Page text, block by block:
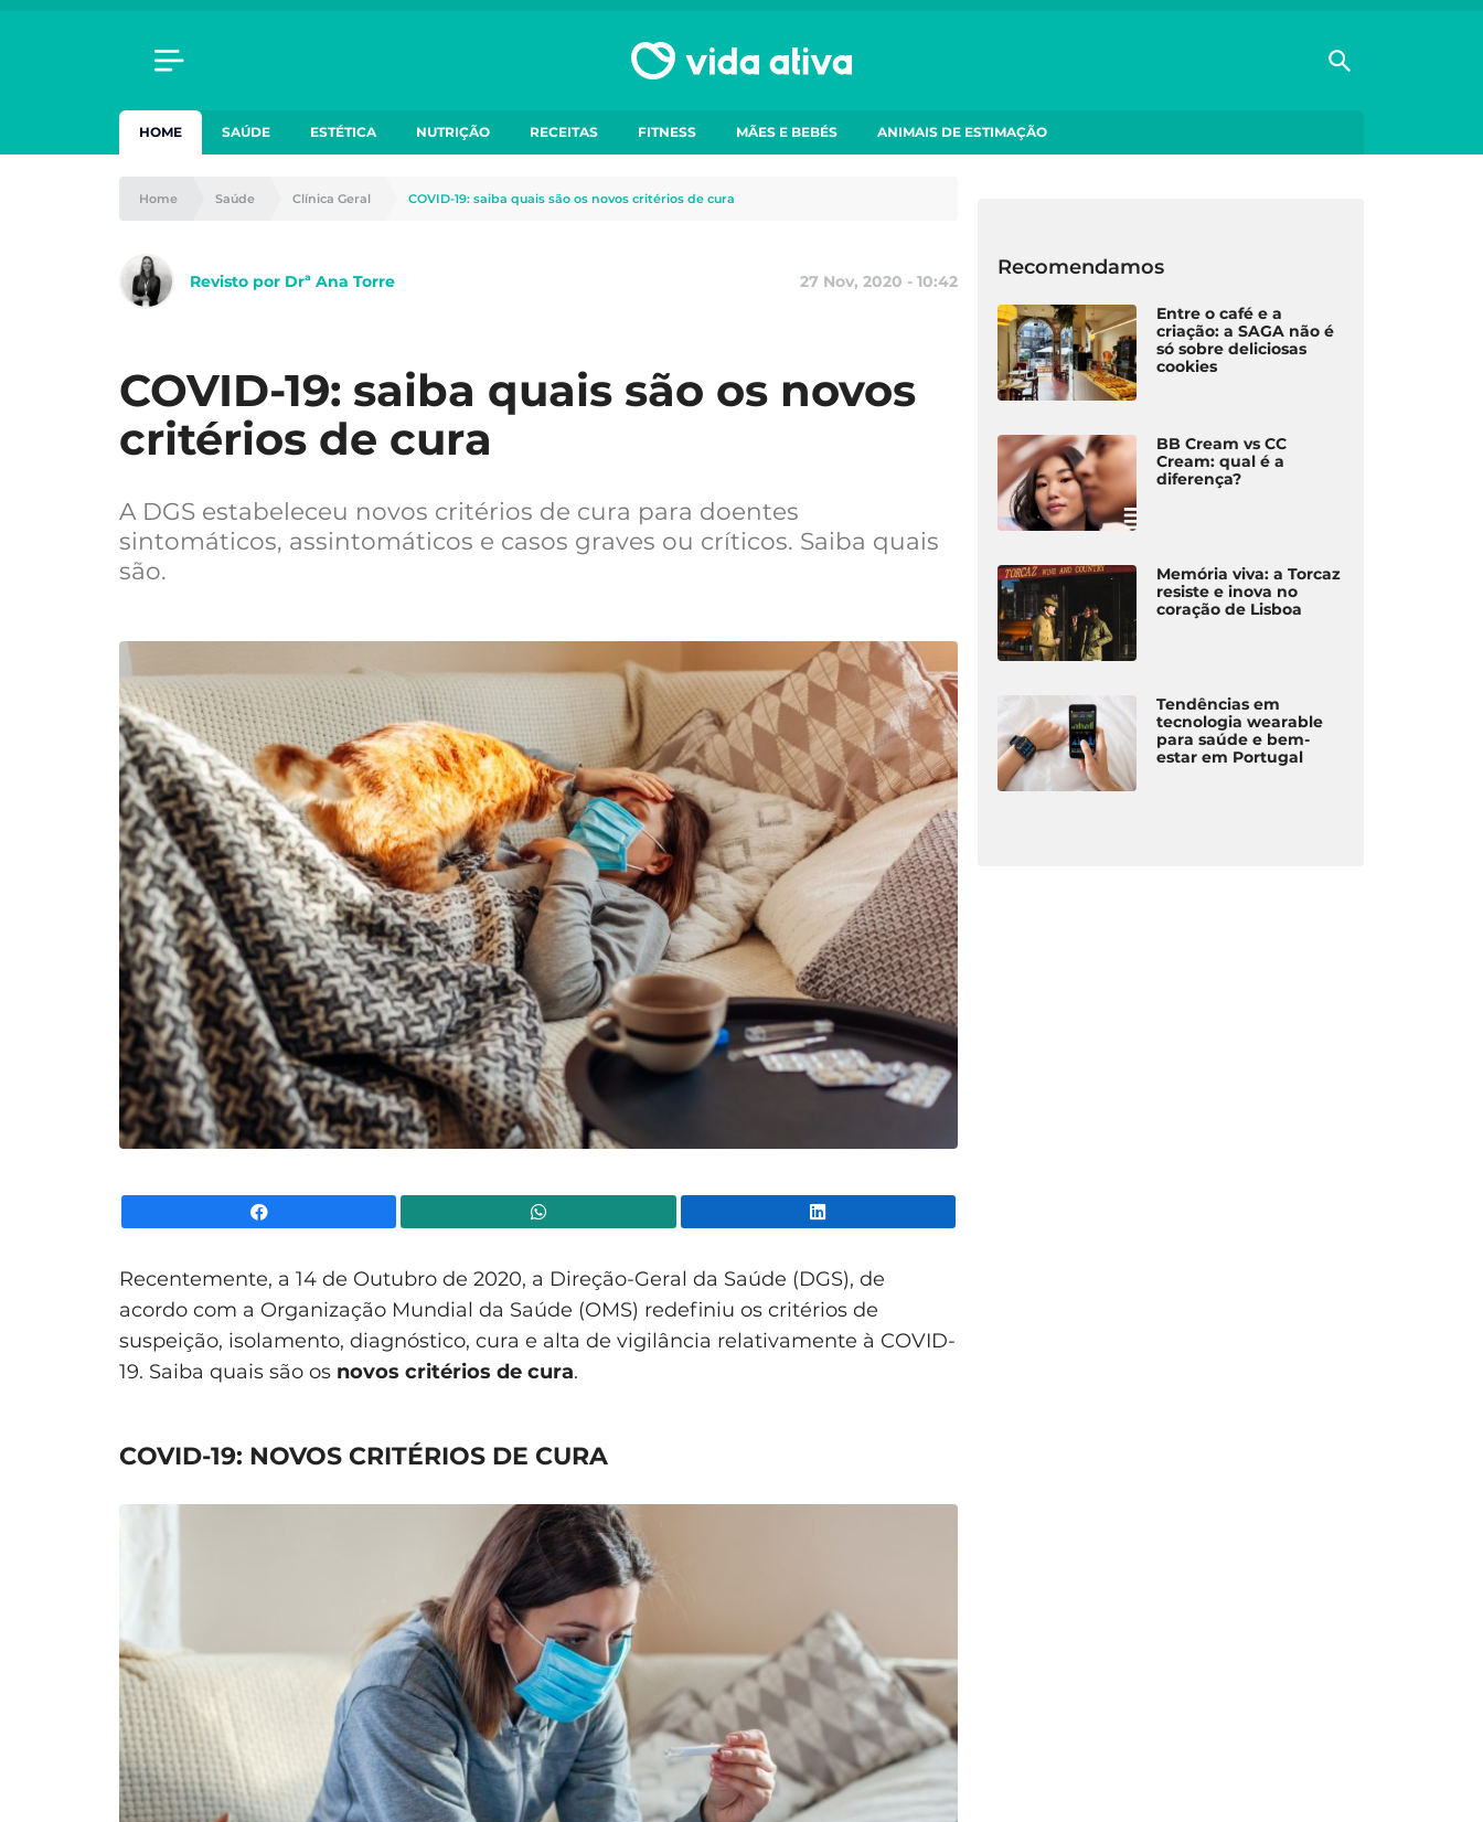
HOME SAÚDE ESTÉTICA NUTRIÇÃO RECEITAS FITNESS MÃES E BEBÉS ANIMAIS DE ESTIMAÇÃO
Home Saúde Clínica Geral COVID-19: saiba quais são os novos critérios de cura
Revisto por Drª Ana Torre 27 Nov, 2020 - 10:42
COVID-19: saiba quais são os novos
critérios de cura
A DGS estabeleceu novos critérios de cura para doentes
sintomáticos, assintomáticos e casos graves ou críticos. Saiba quais
são.
Recentemente, a 14 de Outubro de 2020, a Direção-Geral da Saúde (DGS), de
acordo com a Organização Mundial da Saúde (OMS) redefiniu os critérios de
suspeição, isolamento, diagnóstico, cura e alta de vigilância relativamente à COVID-
19. Saiba quais são os novos critérios de cura.
COVID-19: NOVOS CRITÉRIOS DE CURA
Recomendamos
Entre o café e a
criação: a SAGA não é
só sobre deliciosas
cookies
BB Cream vs CC
Cream: qual é a
diferença?
Memória viva: a Torcaz
resiste e inova no
coração de Lisboa
Tendências em
tecnologia wearable
para saúde e bem-
estar em Portugal